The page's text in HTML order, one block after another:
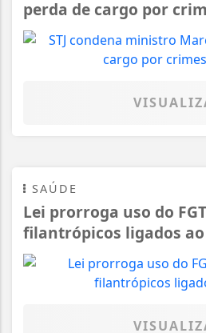
perda de cargo por
SAÚDE
Lei prorroga uso do
filantrópicos ligados ao